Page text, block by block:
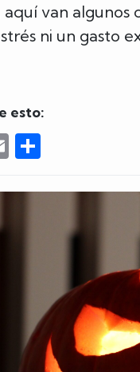
van algunos
ni un gasto
esto:
Email